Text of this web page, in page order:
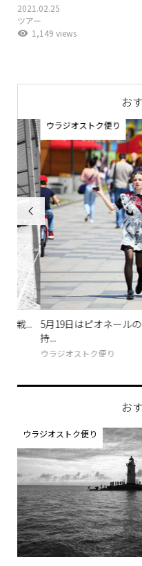
2021.02.25
ツアー
1,149 views
お

5月19日はピオネールの日
ウラジオストク便り
ウラジオストク便り
お
ウラジオストク便り